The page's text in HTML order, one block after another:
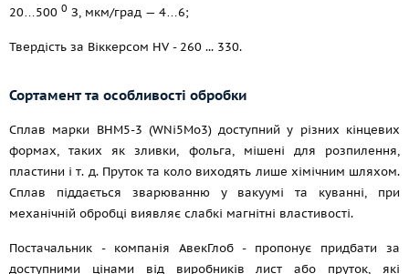
20…500 0 З, мкм/град — 4…6;
Твердість за Віккерсом HV - 260 ... 330.
Сортамент та особливості обробки
Сплав марки ВНМ5-3 (WNi5Mo3) доступний у різних кінцевих
формах, таких як зливки, фольга, мішені для розпилення,
пластини і т. д.Пруток та коло виходять лише хімічним шляхом.
Сплав піддається зварюванню у вакуумі та куванні, при
механічній обробці виявляє слабкі магнітні властивості.
Постачальник - компанія АвекГлоб - пропонує придбати за
доступними цінами від виробників лист або пруток, які